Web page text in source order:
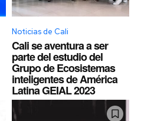
Noticias de Cali
Cali se aventura a ser
parte del estudio del
Grupo de Ecosistemas
inteligentes de América
Latina GEIAL 2023